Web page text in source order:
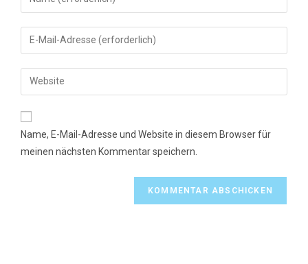
deinen
Namen
oder
zum
Kommentieren
ein
Gib
deine
E-
Mail-
zum
Kommentieren
ein
Gib
deine
Website-
Name, E-Mail-Adresse und Website in diesem Browser für
meinen nächsten Kommentar speichern.